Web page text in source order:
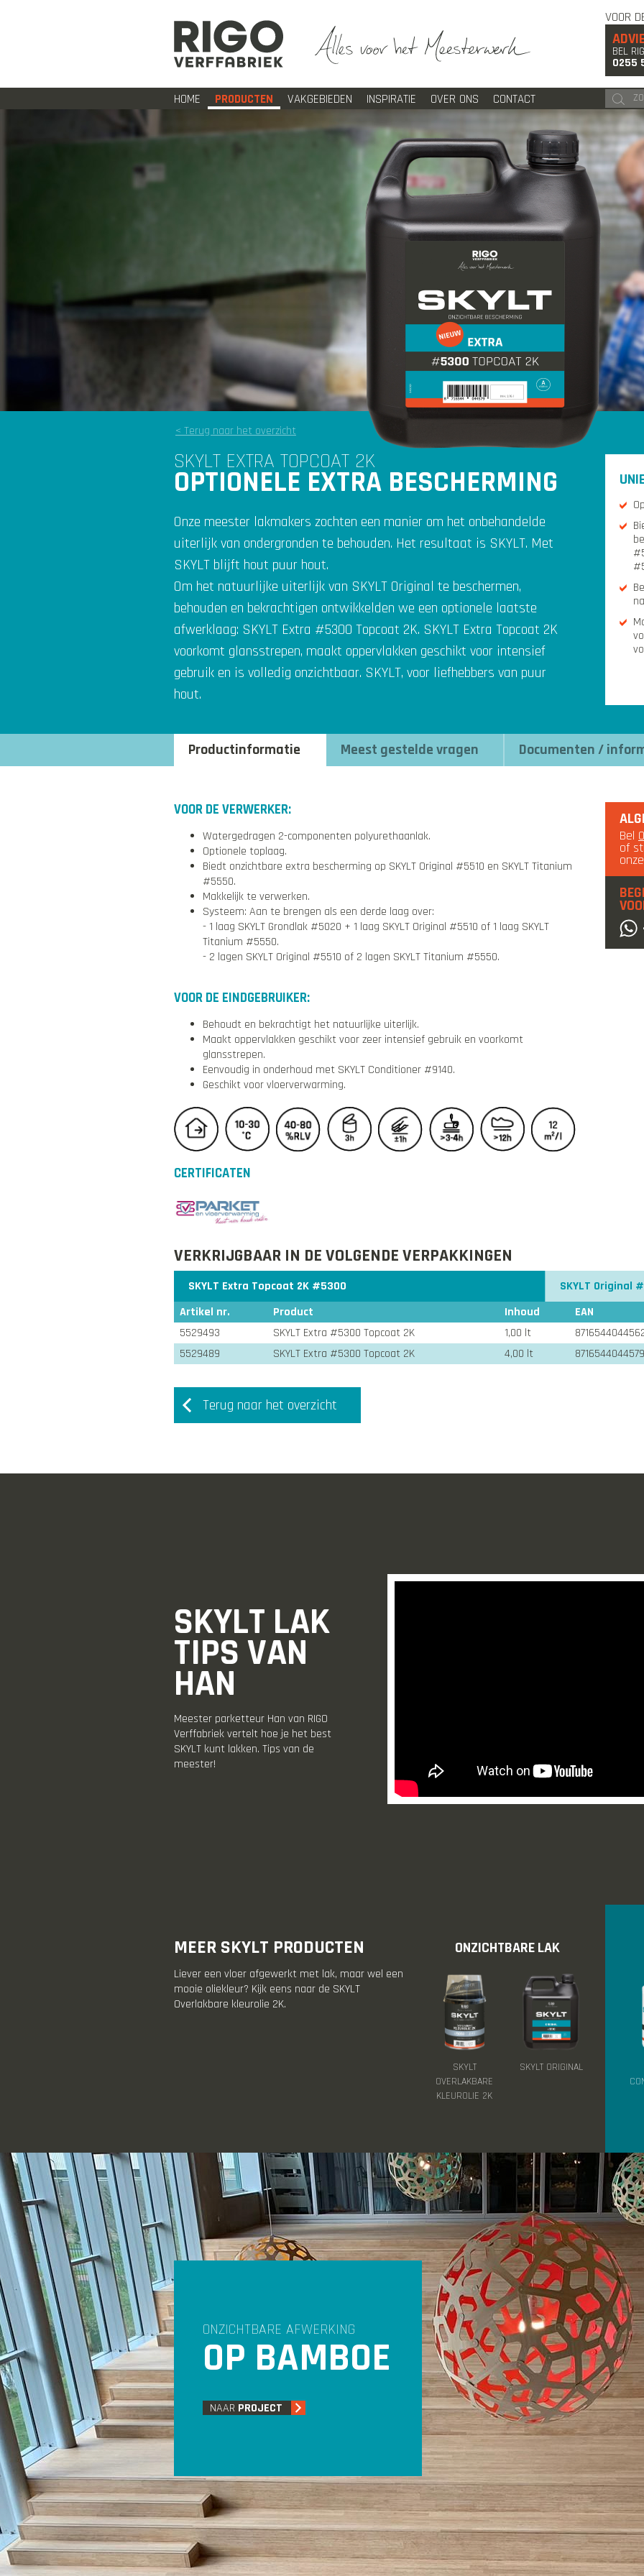
VOOR
BEL
0255
HOME PRODUCTEN VAKGEBIEDEN INSPIRATIE OVER ONS CONTACT
< Terug naar het overzicht
SKYLT EXTRA TOPCOAT 2K
OPTIONELE EXTRA BESCHERMING
Onze meester lakmakers zochten een manier om het onbehandelde
uiterlijk van ondergronden te behouden. Het resultaat is SKYLT. Met
SKYLT blijft hout puur hout.
Om het natuurlijke uiterlijk van SKYLT Original te beschermen,
behouden en bekrachtigen ontwikkelden we een optionele laatste
afwerklaag: SKYLT Extra #5300 Topcoat 2K. SKYLT Extra Topcoat 2K
voorkomt glansstrepen, maakt oppervlakken geschikt voor intensief
gebruik en is volledig onzichtbaar. SKYLT, voor liefhebbers van puur
hout.
Productinformatie Meest gestelde vragen Documenten /
VOOR DE VERWERKER:
Watergedragen 2-componenten polyurethaanlak.
Optionele toplaag.
Biedt onzichtbare extra bescherming op SKYLT Original #5510 en SKYLT Titanium
#5550.
Makkelijk te verwerken.
Systeem: Aan te brengen als een derde laag over:
- 1 laag SKYLT Grondlak #5020 + 1 laag SKYLT Original #5510 of 1 laag SKYLT
Titanium #5550.
- 2 lagen SKYLT Original #5510 of 2 lagen SKYLT Titanium #5550.
VOOR DE EINDGEBRUIKER:
Behoudt en bekrachtigt het natuurlijke uiterlijk.
Maakt oppervlakken geschikt voor zeer intensief gebruik en voorkomt
glansstrepen.
Eenvoudig in onderhoud met SKYLT Conditioner #9140.
Geschikt voor vloerverwarming.
CERTIFICATEN
Bel
of
onze
VERKRIJGBAAR IN DE VOLGENDE VERPAKKINGEN
SKYLT Extra Topcoat 2K #5300
SKYLT Original
Artikel nr.
Product Inhoud EAN
5529493
SKYLT Extra #5300 Topcoat 2K 1,00 lt
5529489
SKYLT Extra #5300 Topcoat 2K 4,00 lt 8716544044579
Terug naar het overzicht
SKYLT LAK
TIPS VAN
HAN
Meester parketteur Han van RIGO
Verffabriek vertelt hoe je het best
SKYLT kunt lakken. Tips van de
meester!
MEER SKYLT PRODUCTEN
Liever een vloer afgewerkt met lak, maar wel een
mooie oliekleur? Kijk eens naar de SKYLT
Overlakbare kleurolie 2K.
ONZICHTBARE LAK
SKYLT
OVERLAKBARE
KLEUROLIE 2K
SKYLT ORIGINAL
ONZICHTBARE AFWERKING
OP BAMBOE
NAAR PROJECT